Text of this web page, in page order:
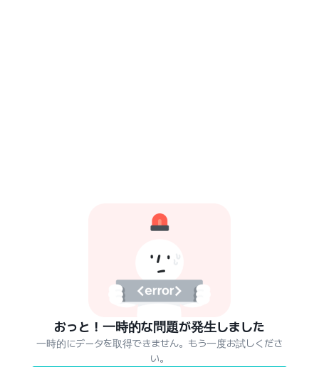
おっと！一時的な問題が発生しました
一時的にデータを取得できません。もう一度お試しくださ
い。